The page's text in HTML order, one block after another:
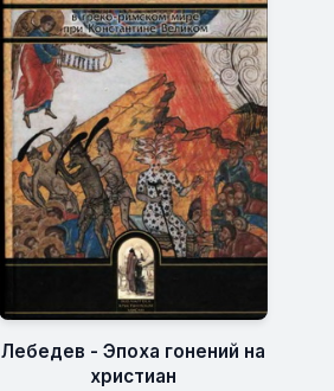
Лебедев - Эпоха гонений на
христиан